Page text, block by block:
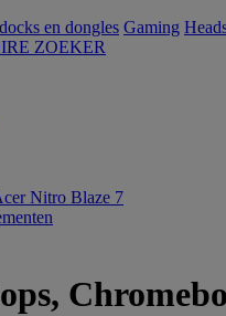
en dongles Gaming
ZOEKER
Nitro Blaze 7